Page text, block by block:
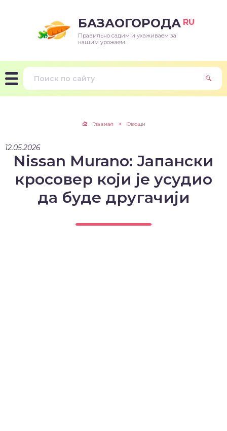
БАЗАОГОРОДА RU
Правильно садим и ухаживаем за
нашим урожаем.
Главная Овощи
12.05.2026
Nissan Murano: Јапански
кросовер који је усудио
да буде другачији